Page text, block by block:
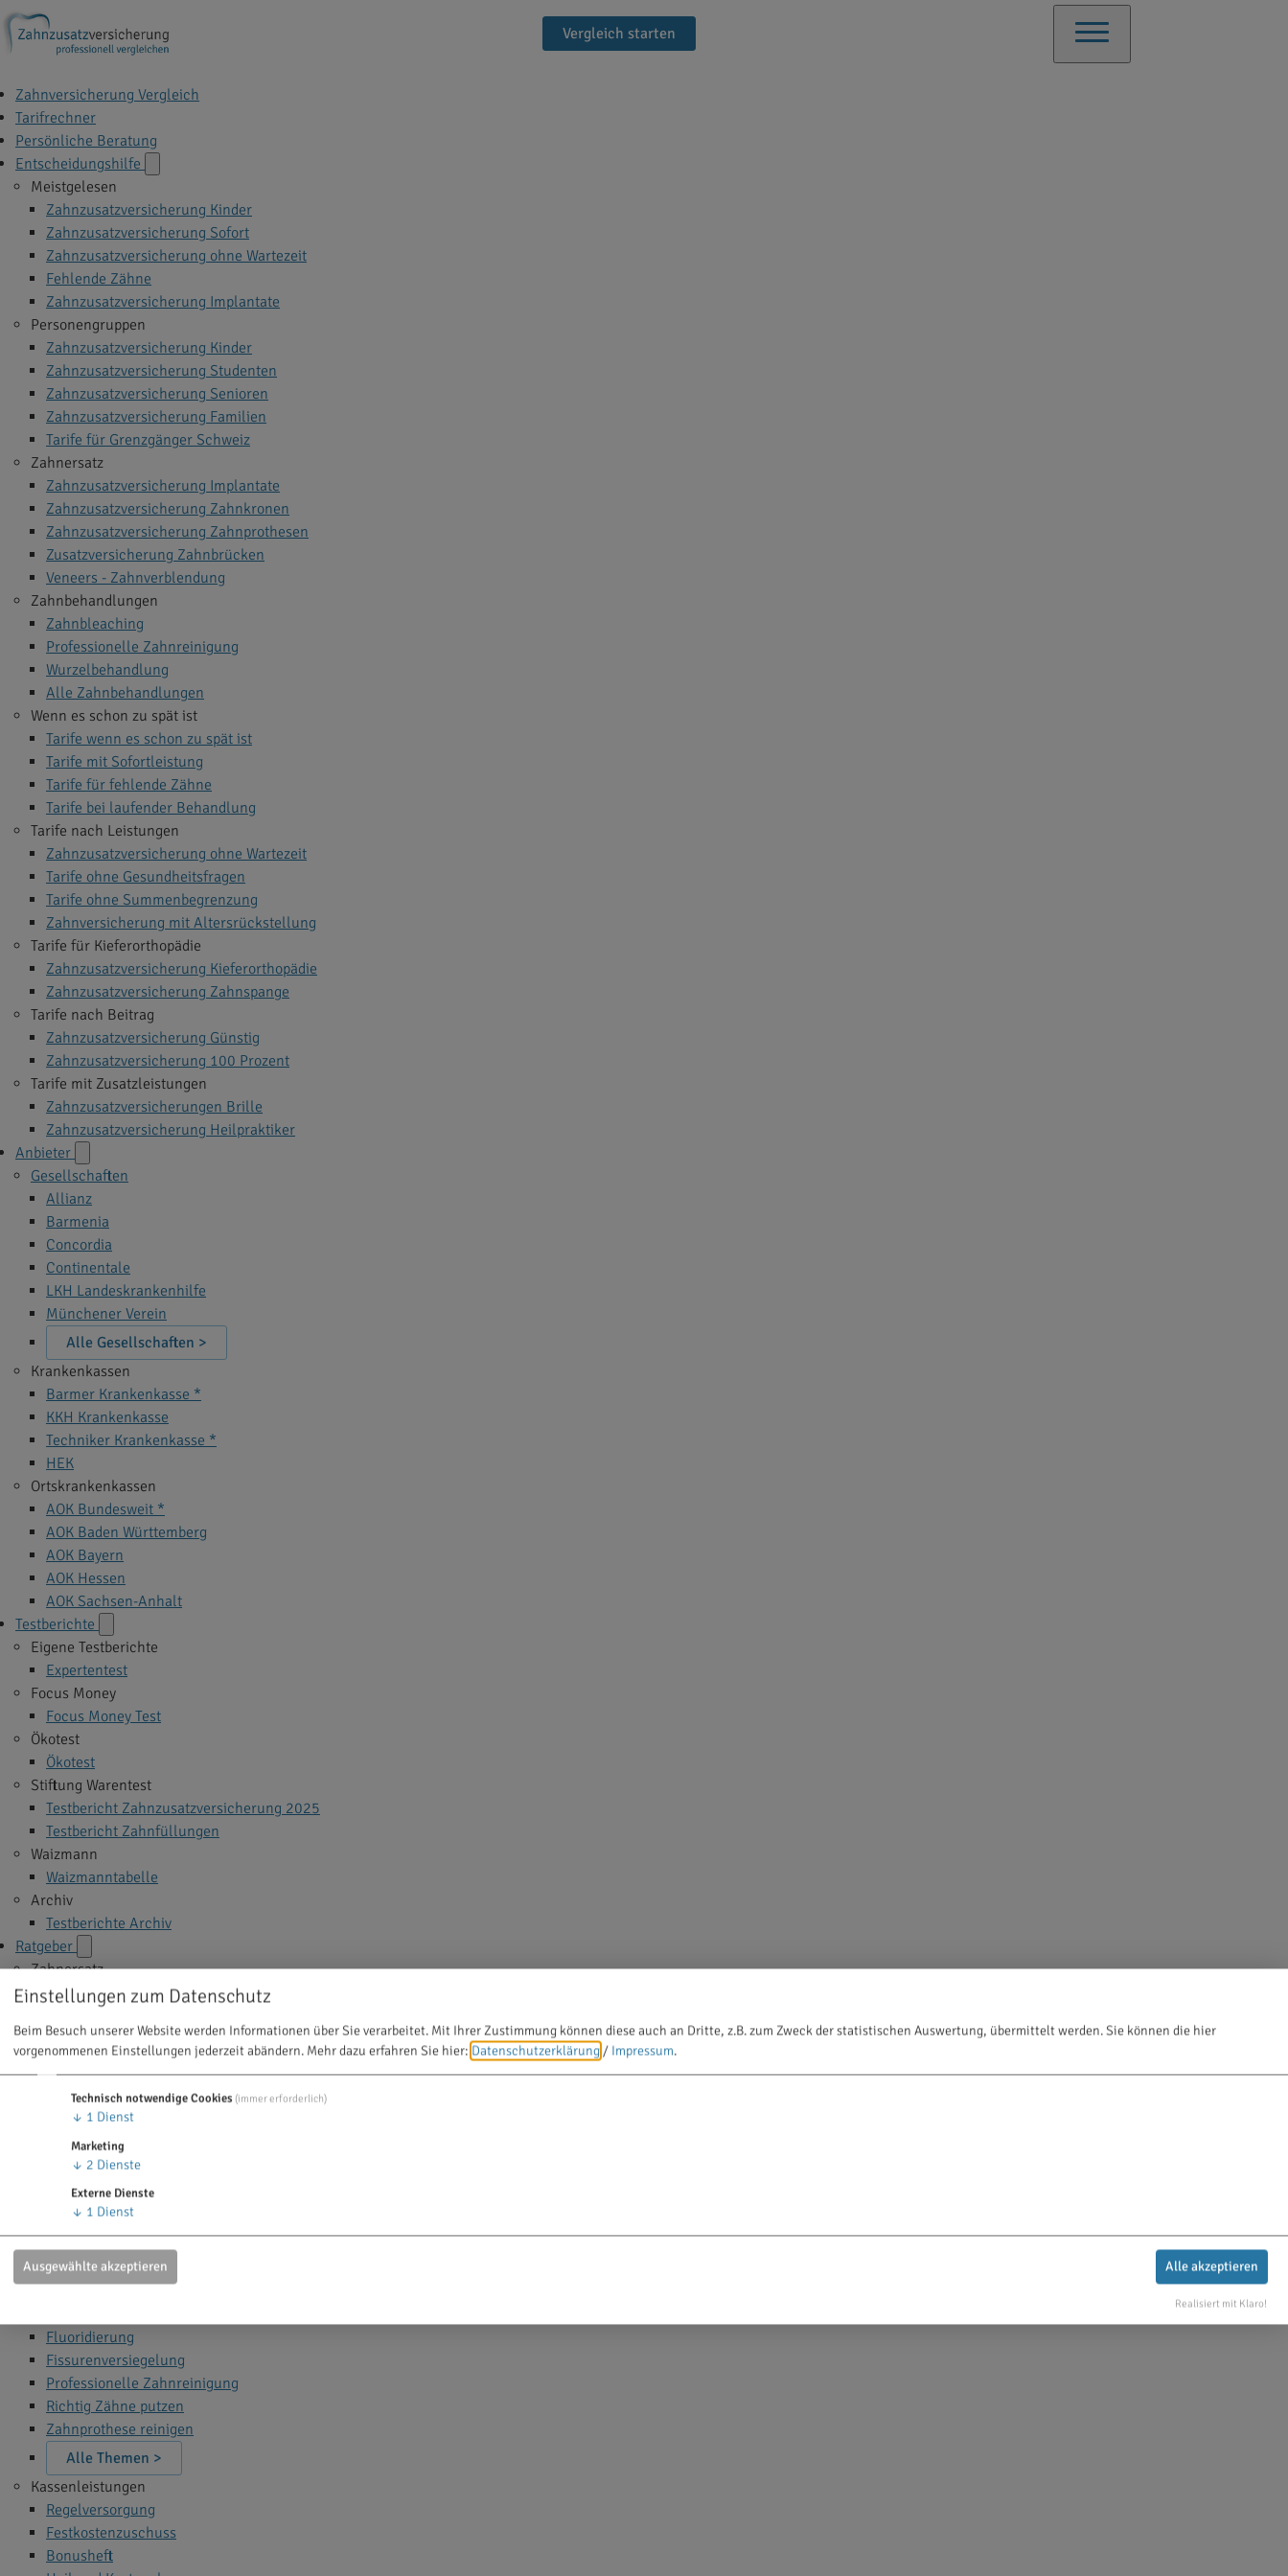
Vergleich starten
Zahnversicherung Vergleich
Tarifrechner
Persönliche Beratung
Entscheidungshilfe
Meistgelesen
Zahnzusatzversicherung Kinder
Zahnzusatzversicherung Sofort
Zahnzusatzversicherung ohne Wartezeit
Fehlende Zähne
Zahnzusatzversicherung Implantate
Personengruppen
Zahnzusatzversicherung Kinder
Zahnzusatzversicherung Studenten
Zahnzusatzversicherung Senioren
Zahnzusatzversicherung Familien
Tarife für Grenzgänger Schweiz
Zahnersatz
Zahnzusatzversicherung Implantate
Zahnzusatzversicherung Zahnkronen
Zahnzusatzversicherung Zahnprothesen
Zusatzversicherung Zahnbrücken
Veneers - Zahnverblendung
Zahnbehandlungen
Zahnbleaching
Professionelle Zahnreinigung
Wurzelbehandlung
Alle Zahnbehandlungen
Wenn es schon zu spät ist
Tarife wenn es schon zu spät ist
Tarife mit Sofortleistung
Tarife für fehlende Zähne
Tarife bei laufender Behandlung
Tarife nach Leistungen
Zahnzusatzversicherung ohne Wartezeit
Tarife ohne Gesundheitsfragen
Tarife ohne Summenbegrenzung
Zahnversicherung mit Altersrückstellung
Tarife für Kieferorthopädie
Zahnzusatzversicherung Kieferorthopädie
Zahnzusatzversicherung Zahnspange
Tarife nach Beitrag
Zahnzusatzversicherung Günstig
Zahnzusatzversicherung 100 Prozent
Tarife mit Zusatzleistungen
Zahnzusatzversicherungen Brille
Zahnzusatzversicherung Heilpraktiker
Anbieter
Gesellschaften
Allianz
Barmenia
Concordia
Continentale
LKH Landeskrankenhilfe
Münchener Verein
Alle Gesellschaften >
Krankenkassen
Barmer Krankenkasse *
KKH Krankenkasse
Techniker Krankenkasse *
HEK
Ortskrankenkassen
AOK Bundesweit *
AOK Baden Württemberg
AOK Bayern
AOK Hessen
AOK Sachsen-Anhalt
Testberichte
Eigene Testberichte
Expertentest
Focus Money
Focus Money Test
Ökotest
Ökotest
Stiftung Warentest
Testbericht Zahnzusatzversicherung 2025
Testbericht Zahnfüllungen
Waizmann
Waizmanntabelle
Archiv
Testberichte Archiv
Ratgeber
Zahnersatz
Implantate
Zahnkrone
Zahnbrücke
Alle Themen >
Zahnbehandlung
Zahn Bleaching
Zahnfüllung
Zahnspange
Wurzelbehandlung
Narkose beim Zahnarzt
Alle Themen >
Fluoridierung
Fissurenversiegelung
Professionelle Zahnreinigung
Richtig Zähne putzen
Zahnprothese reinigen
Alle Themen >
Kassenleistungen
Regelversorgung
Festkostenzuschuss
Bonusheft
Einstellungen zum Datenschutz
Beim Besuch unserer Website werden Informationen über Sie verarbeitet. Mit Ihrer Zustimmung können diese auch an Dritte, z.B. zum Zweck der statistischen Auswertung, übermittelt werden. Sie können die hier
vorgenommenen Einstellungen jederzeit abändern. Mehr dazu erfahren Sie hier: Datenschutzerklärung / Impressum.
Technisch notwendige Cookies (immer erforderlich)
↓ 1 Dienst
Marketing
↓ 2 Dienste
Externe Dienste
↓ 1 Dienst
Ausgewählte akzeptieren Alle akzeptieren
Realisiert mit Klaro!